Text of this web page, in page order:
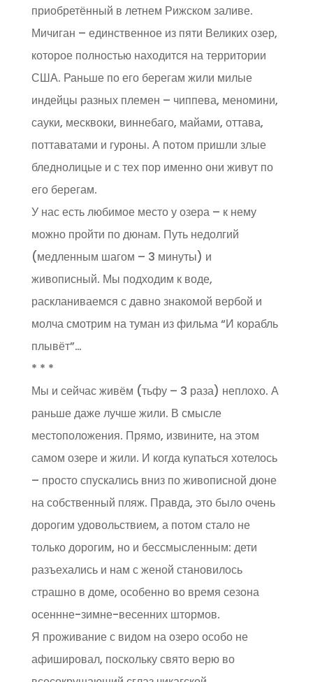
приобретённый в летнем Рижском заливе.
Мичиган – единственное из пяти Великих озер,
которое полностью находится на территории
США. Раньше по его берегам жили милые
индейцы разных племен – чиппева, меномини,
сауки, месквоки, виннебаго, майами, оттава,
поттаватами и гуроны. А потом пришли злые
бледнолицые и с тех пор именно они живут по
его берегам.
У нас есть любимое место у озера – к нему
можно пройти по дюнам. Путь недолгий
(медленным шагом – 3 минуты) и
живописный. Мы подходим к воде,
раскланиваемся с давно знакомой вербой и
молча смотрим на туман из фильма “И корабль
плывёт”…
* * *
Мы и сейчас живём (тьфу – 3 раза) неплохо. А
раньше даже лучше жили. В смысле
местоположения. Прямо, извините, на этом
самом озере и жили. И когда купаться хотелось
– просто спускались вниз по живописной дюне
на собственный пляж. Правда, это было очень
дорогим удовольствием, а потом стало не
только дорогим, но и бессмысленным: дети
разъехались и нам с женой становилось
страшно в доме, особенно во время сезона
осеннне-зимне-весенних штормов.
Я проживание с видом на озеро особо не
афишировал, поскольку свято верю во